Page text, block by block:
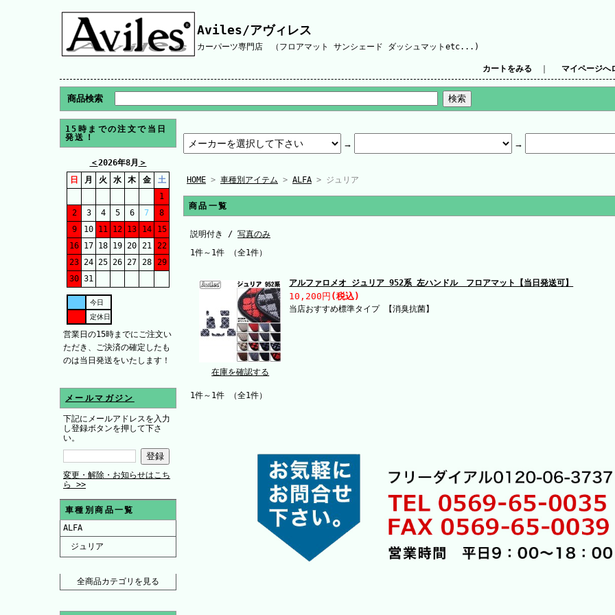
Aviles/アヴィレス
カーパーツ専門店 （フロアマット サンシェード ダッシュマットetc...)
カートをみる マイページへ
商品検索
15時までの注文で当日
発送！
＜2026年8月 ＞
日
月 火 水 木 金
土
1
2
3 4 5 6 7
8
9
10 11 12 13 14
15
16 17 18 19 20 21
22
23 24 25 26 27 28
29
30 31
今日
定休日
営業日の15時までにご注文い
ただき、ご決済の確定したも
のは当日発送をいたします！
メールマガジン
下記にメールアドレスを入力
し登録ボタンを押して下さ
い。
変更・解除・お知らせはこち
ら >>
車種別商品一覧
ALFA
ジュリア
全商品カテゴリを見る
HOME > 車種別アイテム > ALFA > ジュリア
商品一覧
説明付き / 写真のみ
1件～1件 （全1件）
在庫を確認する
アルファロメオ ジュリア 952系 左ハンドル フロアマット【当日発送可】
10,200円 (税込)
当店おすすめ標準タイプ 【消臭抗菌】
1件～1件 （全1件）